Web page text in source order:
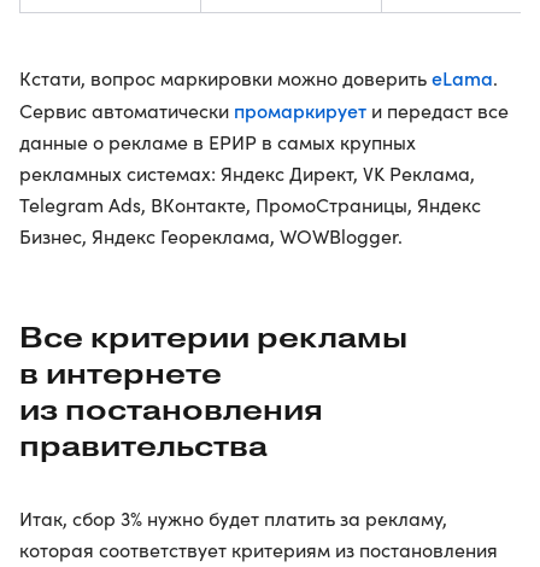
Кстати, вопрос маркировки можно доверитьeLama.
Сервис автоматически промаркирует и передаст все
данные о рекламе в ЕРИР в самых крупных
рекламных системах: Яндекс Директ, VK Реклама,
Telegram Ads, ВКонтакте, ПромоСтраницы, Яндекс
Бизнес, Яндекс Геореклама, WOWBlogger.
Все критерии рекламы
в интернете
из постановления
правительства
Итак, сбор 3% нужно будет платить за рекламу,
которая соответствует критериям из постановления